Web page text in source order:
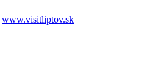
www.visitliptov.sk